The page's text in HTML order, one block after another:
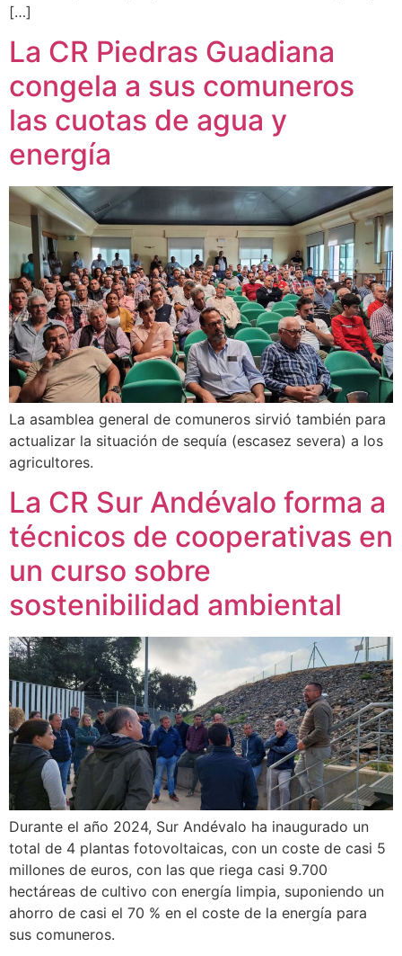
[…]
La CR Piedras Guadiana
congela a sus comuneros
las cuotas de agua y
energía
La asamblea general de comuneros sirvió también para
actualizar la situación de sequía (escasez severa) a los
agricultores.
La CR Sur Andévalo forma a
técnicos de cooperativas en
un curso sobre
sostenibilidad ambiental
Durante el año 2024, Sur Andévalo ha inaugurado un
total de 4 plantas fotovoltaicas, con un coste de casi 5
millones de euros, con las que riega casi 9.700
hectáreas de cultivo con energía limpia, suponiendo un
ahorro de casi el 70 % en el coste de la energía para
sus comuneros.